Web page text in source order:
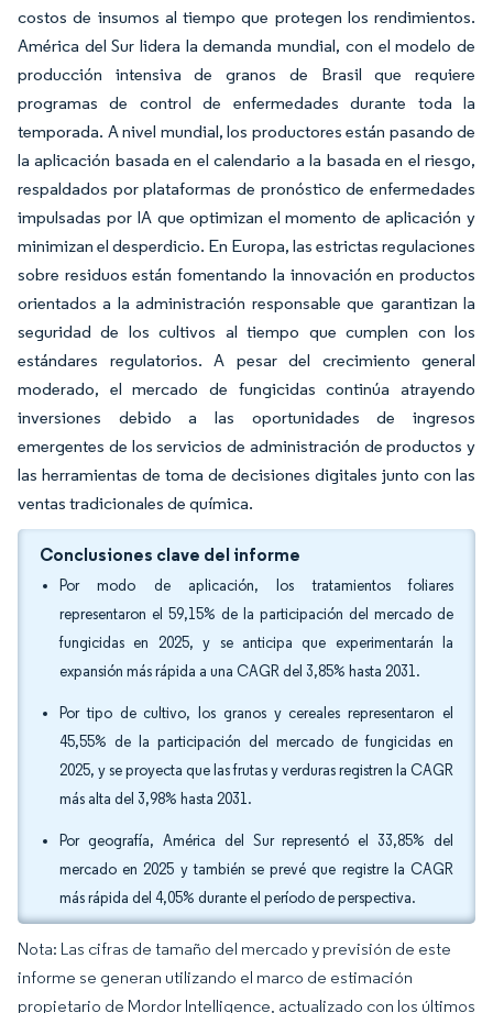
costos de insumos al tiempo que protegen los rendimientos.
América del Sur lidera la demanda mundial, con el modelo de
producción intensiva de granos de Brasil que requiere
programas de control de enfermedades durante toda la
temporada. A nivel mundial, los productores están pasando de
la aplicación basada en el calendario a la basada en el riesgo,
respaldados por plataformas de pronóstico de enfermedades
impulsadas por IA que optimizan el momento de aplicación y
minimizan el desperdicio. En Europa, las estrictas regulaciones
sobre residuos están fomentando la innovación en productos
orientados a la administración responsable que garantizan la
seguridad de los cultivos al tiempo que cumplen con los
estándares regulatorios. A pesar del crecimiento general
moderado, el mercado de fungicidas continúa atrayendo
inversiones debido a las oportunidades de ingresos
emergentes de los servicios de administración de productos y
las herramientas de toma de decisiones digitales junto con las
ventas tradicionales de química.
Conclusiones clave del informe
Por modo de aplicación, los tratamientos foliares
representaron el 59,15% de la participación del mercado de
fungicidas en 2025, y se anticipa que experimentarán la
expansión más rápida a una CAGR del 3,85% hasta 2031.
Por tipo de cultivo, los granos y cereales representaron el
45,55% de la participación del mercado de fungicidas en
2025, y se proyecta que las frutas y verduras registren la CAGR
más alta del 3,98% hasta 2031.
Por geografía, América del Sur representó el 33,85% del
mercado en 2025 y también se prevé que registre la CAGR
más rápida del 4,05% durante el período de perspectiva.
Nota: Las cifras de tamaño del mercado y previsión de este
informe se generan utilizando el marco de estimación
propietario de Mordor Intelligence, actualizado con los últimos